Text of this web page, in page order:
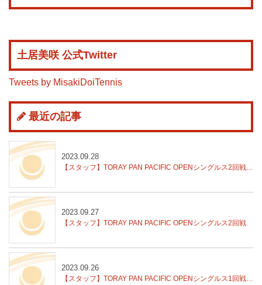
土居美咲 公式Twitter
Tweets by MisakiDoiTennis
最近の記事
【スタッフ】TORAY PAN PACIFIC OPENシングルス2回戦結果
2023.09.28
【スタッフ】TORAY PAN PACIFIC OPENシングルス2回戦
2023.09.27
【スタッフ】TORAY PAN PACIFIC OPENシングルス1回戦結果
2023.09.26